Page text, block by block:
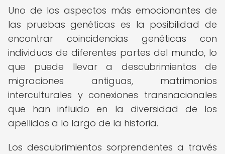
Uno de los aspectos más emocionantes de
las pruebas genéticas es la posibilidad de
encontrar coincidencias genéticas con
individuos de diferentes partes del mundo, lo
que puede llevar a descubrimientos de
migraciones antiguas, matrimonios
interculturales y conexiones transnacionales
que han influido en la diversidad de los
apellidos a lo largo de la historia.
Los descubrimientos sorprendentes a través